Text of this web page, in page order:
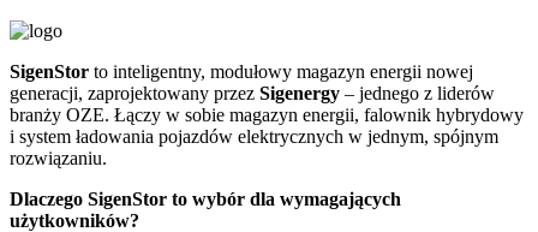
SigenStor to inteligentny, modułowy magazyn energii nowej
generacji, zaprojektowany przez Sigenergy – jednego z liderów
branży OZE. Łączy w sobie magazyn energii, falownik hybrydowy
i system ładowania pojazdów elektrycznych w jednym, spójnym
rozwiązaniu.
Dlaczego SigenStor to wybór dla wymagających
użytkowników?